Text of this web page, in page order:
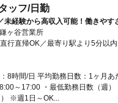
ッフ/日勤
未経験から高収入可能！働きやす
せんか！【月収28万円可能！日
が可能です！週1日～・短期もOK
お仕事しませんか！未経験者大
ヶ谷営業所
行直帰OK／最寄り駅より5分以内
8時間/日 平均勤務日数：1ヶ月あ
～17:00 ・最低勤務日数（週）
※週1日～OK...